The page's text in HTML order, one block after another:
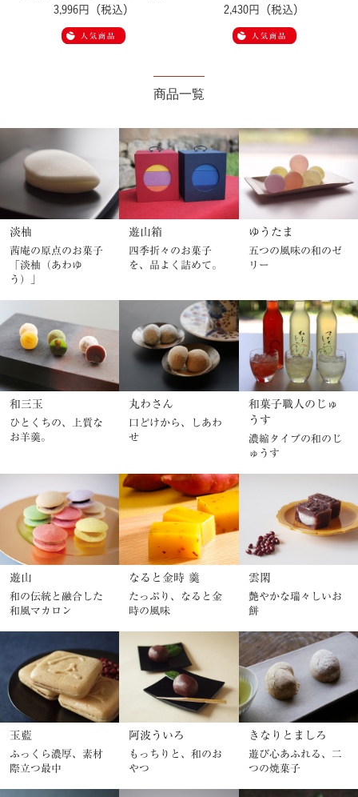
3,996円（税込） 2,430円（税込）
商品一覧
淡柚
茜庵の原点のお菓子
「淡柚（あわゆ
う）」
遊山箱
四季折々のお菓子
を、品よく詰めて。
ゆうたま
五つの風味の和のゼ
リー
和三玉
ひとくちの、上質な
お羊羹。
丸わさん
口どけから、しあわ
せ
和菓子職人のじゅ
うす
濃縮タイプの和のじ
ゅうす
遊山
和の伝統と融合した
和風マカロン
なると金時 羹
たっぷり、なると金
時の風味
雲閑
艶やかな瑞々しいお
餅
玉藍
ふっくら濃厚、素材
際立つ最中
阿波ういろ
もっちりと、和のお
やつ
きなりとましろ
遊び心あふれる、二
つの焼菓子